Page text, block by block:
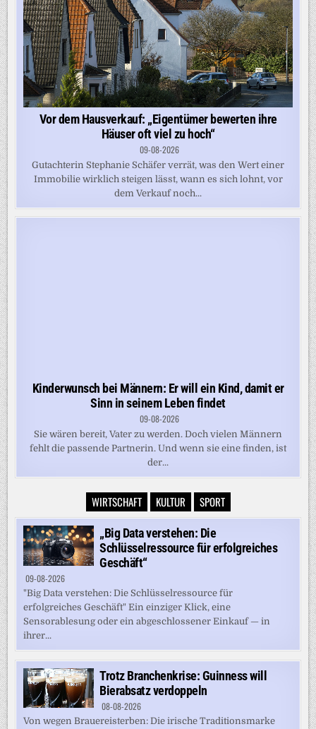
Vor dem Hausverkauf: „Eigentümer bewerten ihre
Häuser oft viel zu hoch“
09-08-2026
Gutachterin Stephanie Schäfer verrät, was den Wert einer
Immobilie wirklich steigen lässt, wann es sich lohnt, vor
dem Verkauf noch...
Kinderwunsch bei Männern: Er will ein Kind, damit er
Sinn in seinem Leben findet
09-08-2026
Sie wären bereit, Vater zu werden. Doch vielen Männern
fehlt die passende Partnerin. Und wenn sie eine finden, ist
der...
WIRTSCHAFT KULTUR SPORT
„Big Data verstehen: Die
Schlüsselressource für erfolgreiches
Geschäft“
09-08-2026
"Big Data verstehen: Die Schlüsselressource für
erfolgreiches Geschäft" Ein einziger Klick, eine
Sensorablesung oder ein abgeschlossener Einkauf — in
ihrer...
Trotz Branchenkrise: Guinness will
Bierabsatz verdoppeln
08-08-2026
Von wegen Brauereisterben: Die irische Traditionsmarke